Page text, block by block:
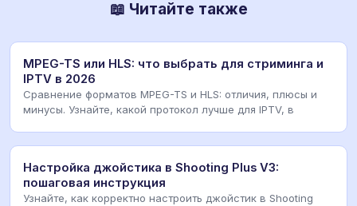
📖 Читайте также
MPEG-TS или HLS: что выбрать для стриминга и
IPTV в 2026
Сравнение форматов MPEG-TS и HLS: отличия, плюсы и
минусы. Узнайте, какой протокол лучше для IPTV, в
Настройка джойстика в Shooting Plus V3:
пошаговая инструкция
Узнайте, как корректно настроить джойстик в Shooting